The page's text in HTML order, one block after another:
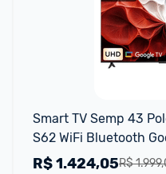
Smart TV Semp 43
S62 WiFi Bluetooth
HDR10+ Dolby Audio
R$
R$1.424,05